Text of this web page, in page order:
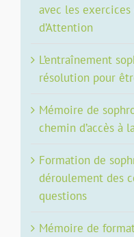
avec les
d’Attention
L’entraînement
résolution pour
Mémoire de
chemin d’accès à
Formation de
déroulement des
questions
Mémoire de